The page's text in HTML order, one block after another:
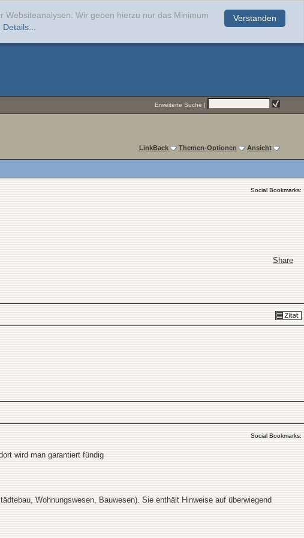
Verstanden
Wir geben hierzu nur das Minimum
Details...
Erweiterte Suche |
LinkBack Themen-Optionen Ansicht
Social Bookmarks:
Share
Social Bookmarks:
wird man garantiert fündig
Wohnungswesen, Bauwesen). Sie enthält Hinweise auf überwiegend